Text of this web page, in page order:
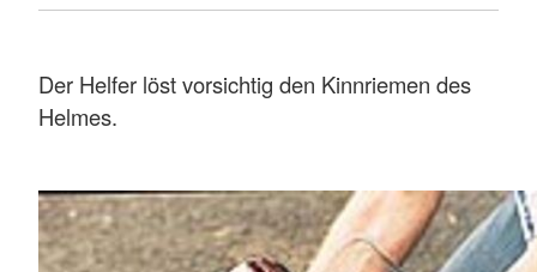
Der Helfer löst vorsichtig den Kinnriemen des
Helmes.